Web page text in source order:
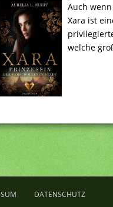
Auch
Xara ist
welche
DATENSCHUTZ